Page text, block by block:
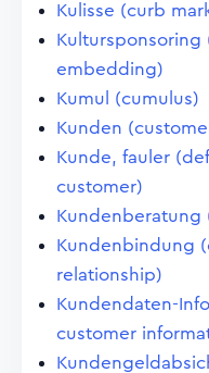
Kulisse (curb
Kultursponsoring
embedding)
Kumul (cumulus)
Kunden
Kunde, fauler
customer)
Kundenberatung
Kundenbindung
relationship)
Kundendaten-
customer